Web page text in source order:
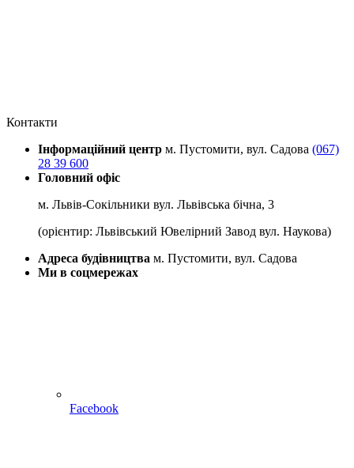
Контакти
Інформаційний центр м. Пустомити, вул. Садова (067)
28 39 600
Головний офіс
м. Львів-Сокільники вул. Львівська бічна, 3
(орієнтир: Львівський Ювелірний Завод вул. Наукова)
Адреса будівництва м. Пустомити, вул. Садова
Ми в соцмережах
Facebook